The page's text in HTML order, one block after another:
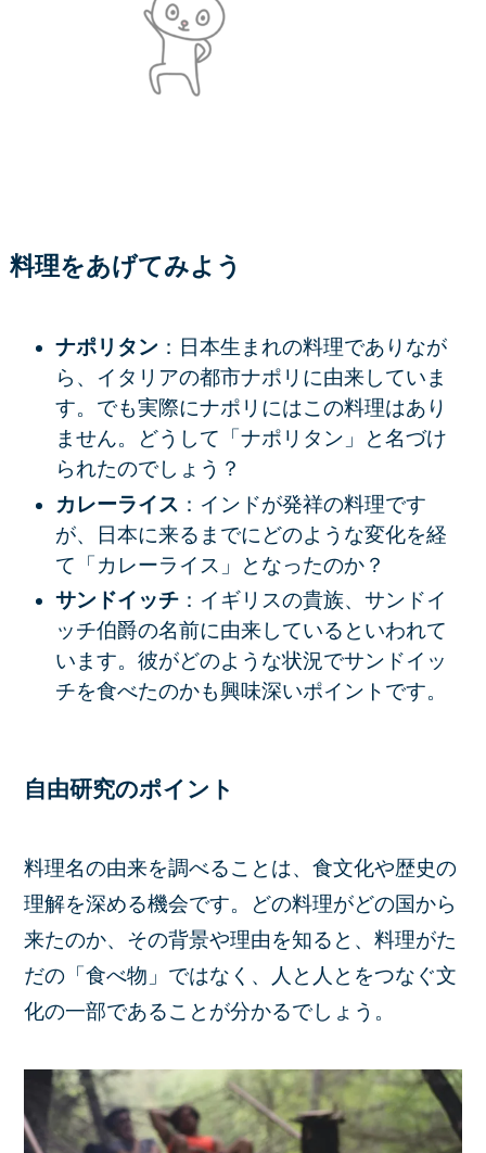
料理をあげてみよう
ナポリタン：日本生まれの料理でありなが
ら、イタリアの都市ナポリに由来していま
す。でも実際にナポリにはこの料理はあり
ません。どうして「ナポリタン」と名づけ
られたのでしょう？
カレーライス ：インドが発祥の料理です
が、日本に来るまでにどのような変化を経
て「カレーライス」となったのか？
サンドイッチ：イギリスの貴族、サンドイ
ッチ伯爵の名前に由来しているといわれて
います。彼がどのような状況でサンドイッ
チを食べたのかも興味深いポイントです。
自由研究のポイント
料理名の由来を調べることは、食文化や歴史の
理解を深める機会です。どの料理がどの国から
来たのか、その背景や理由を知ると、料理がた
だの「食べ物」ではなく、人と人とをつなぐ文
化の一部であることが分かるでしょう。